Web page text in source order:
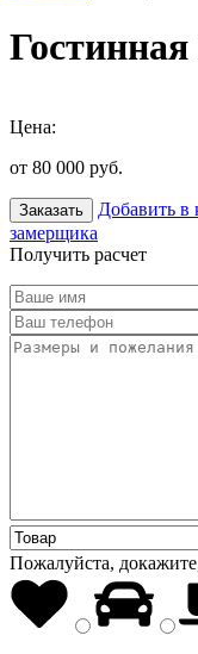
Цена:
от 80 000 руб.
Заказать Добавить в
замерщика
Получить расчет
Пожалуйста,